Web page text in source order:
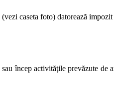
caseta foto) datorează
încep activităţile prevăzute de